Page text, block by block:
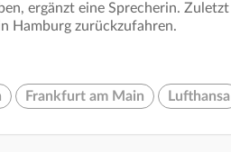
ergänzt eine Sprecherin. Zuletzt
Hamburg zurückzufahren.
Frankfurt am Main Lufthansa